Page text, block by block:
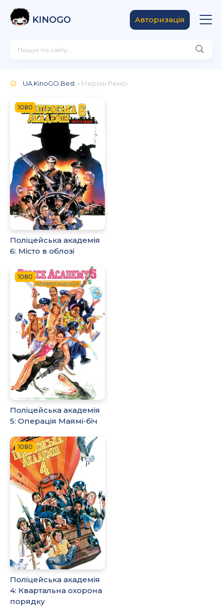
KINOGO Авторизація
UA.KinoGO.Best » Меріон Ремсі
1080
Поліцейська академія
6: Місто в облозі
1080
Поліцейська академія
5: Операція Маямі-біч
1080
Поліцейська академія
4: Квартальна охорона
порядку